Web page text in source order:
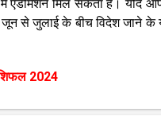
मिल सकता है। यदि
से जुलाई के बीच विदेश जाने के
2024